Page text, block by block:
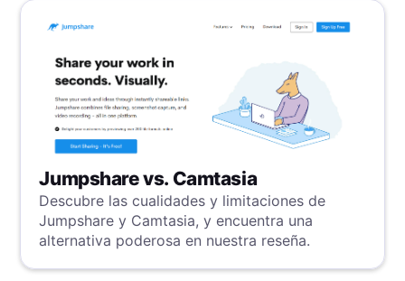
Jumpshare vs. Camtasia
Descubre las cualidades y limitaciones de
Jumpshare y Camtasia, y encuentra una
alternativa poderosa en nuestra reseña.